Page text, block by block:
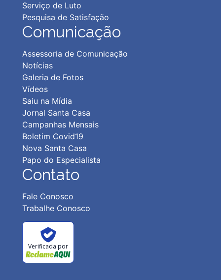
Serviço de Luto
Pesquisa de Satisfação
Comunicação
Assessoria de Comunicação
Notícias
Galeria de Fotos
Vídeos
Saiu na Mídia
Jornal Santa Casa
Campanhas Mensais
Boletim Covid19
Nova Santa Casa
Papo do Especialista
Contato
Fale Conosco
Trabalhe Conosco
Verificada por